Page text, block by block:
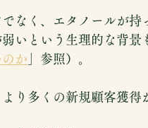
なく、エタノールが
いという生理的な背景
か 」参照）。
り多くの新規顧客獲得